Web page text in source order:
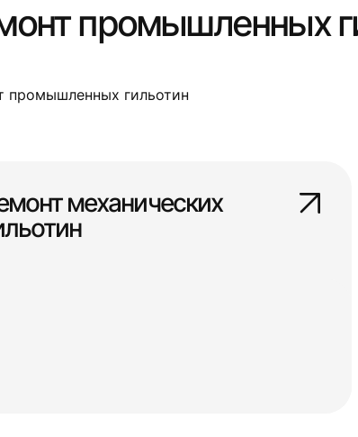
промышленных
промышленных гильотин
механических